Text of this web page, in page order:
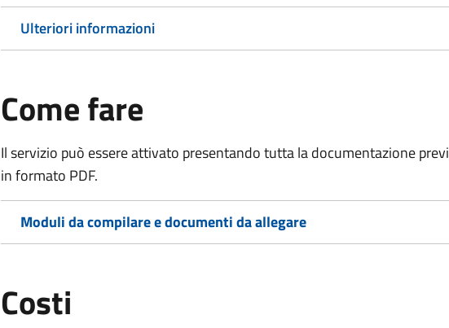
Ulteriori informazioni
Come fare
Il servizio può essere attivato presentando tutta la documentazione
in formato PDF.
Moduli da compilare e documenti da allegare
Costi